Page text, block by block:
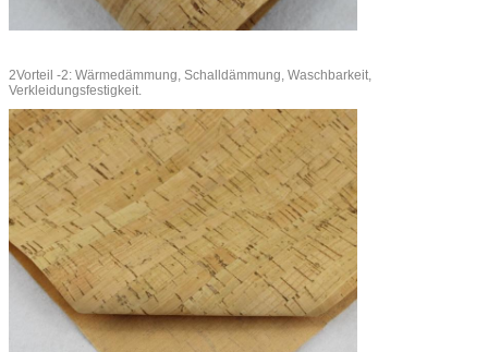
2Vorteil -2: Wärmedämmung, Schalldämmung, Waschbarkeit,
Verkleidungsfestigkeit.